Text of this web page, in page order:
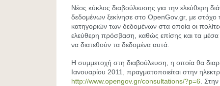
Νέος κύκλος διαβούλευσης για την ελεύθερη
δεδομένων ξεκίνησε στο OpenGov.gr, με στόχο
κατηγοριών των δεδομένων στα οποία οι
ελεύθερη πρόσβαση, καθώς επίσης και τα
να διατεθούν τα δεδομένα αυτά.
Η συμμετοχή στη διαβούλευση, η οποία θα
Ιανουαρίου 2011, πραγματοποιείται στην
http://www.opengov.gr/consultations/?p=6. Στην